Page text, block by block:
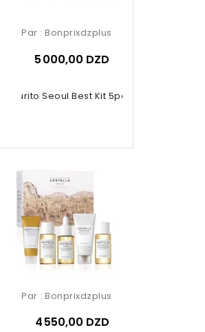
Purito Seoul Best Kit 5pcs
Par : Bonprixdzplus
5 000,00 DZD
Par : Bonprixdzplus
4 550,00 DZD